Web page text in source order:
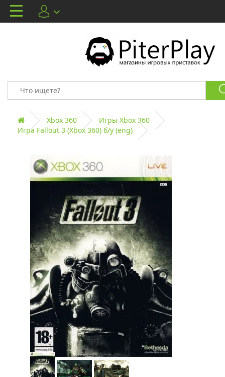
Xbox 360
Игры Xbox 360
Игра Fallout 3 (Xbox 360) б/у (eng)